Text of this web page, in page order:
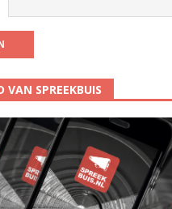
VAN SPREEKBUIS